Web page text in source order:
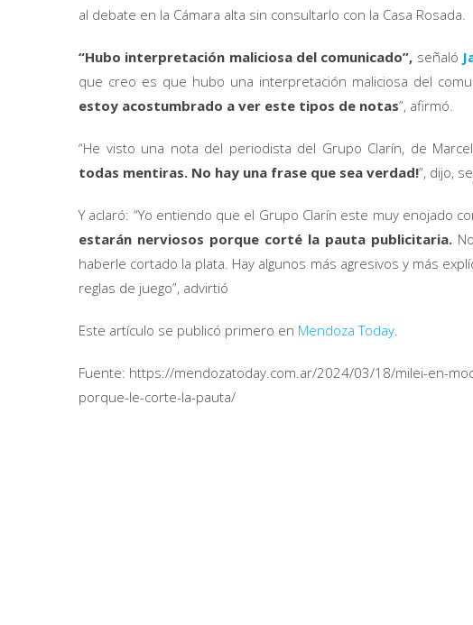
al debate en la Cámara alta sin consultarlo con la Casa Rosada.
“Hubo interpretación maliciosa del comunicado”, señaló
que creo es que hubo una interpretación maliciosa del
estoy acostumbrado a ver este tipos de notas”, afirmó.
“He visto una nota del periodista del Grupo Clarín, de
todas mentiras. No hay una frase que sea verdad!”, dijo,
Y aclaró: “Yo entiendo que el Grupo Clarín este muy enojado
estarán nerviosos porque corté la pauta publicitaria.
haberle cortado la plata. Hay algunos más agresivos y más
reglas de juego”, advirtió
Este artículo se publicó primero en Mendoza Today.
Fuente: https://mendozatoday.com.ar/2024/03/18/milei-en-
porque-le-corte-la-pauta/